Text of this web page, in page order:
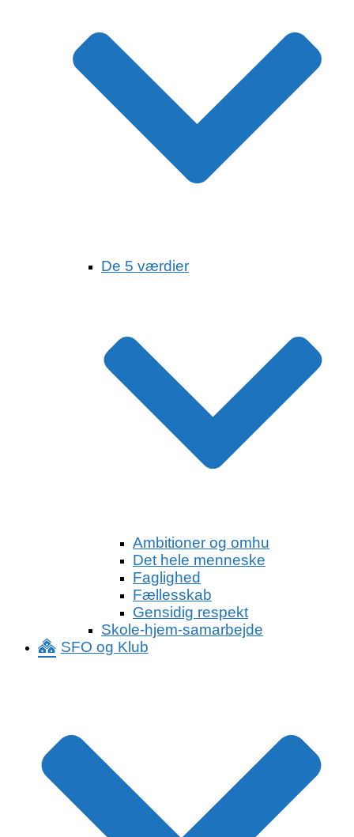
De 5 værdier
Ambitioner og omhu
Det hele menneske
Faglighed
Fællesskab
Gensidig respekt
Skole-hjem-samarbejde
SFO og Klub